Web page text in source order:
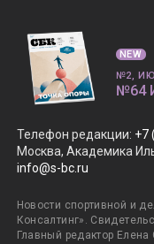
Телефон редакции: +7
Москва, Академика
info@s-bc.ru
Новости спортивной и
Консалтинг».
Главный редактор Елена
NEW
№2,
№64